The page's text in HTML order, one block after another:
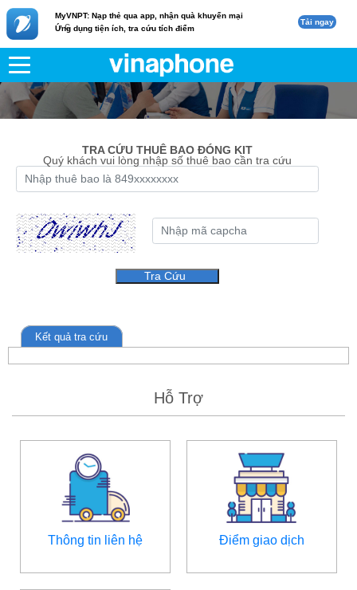
MyVNPT: Nạp thẻ qua app, nhận quà khuyến mại
Ứng dụng tiện ích, tra cứu tích điểm
c Tải ngay
TRA CỨU THUÊ BAO ĐÓNG KIT
Quý khách vui lòng nhập số thuê bao cần tra cứu
Kết quả tra cứu
Hỗ Trợ
Thông tin liên hệ Điểm giao dịch